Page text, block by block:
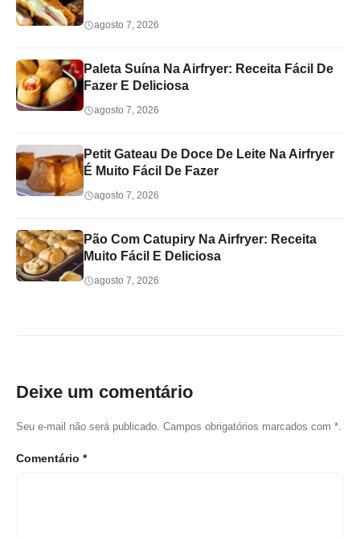
agosto 7, 2026
Paleta Suína Na Airfryer: Receita Fácil De
Fazer E Deliciosa
agosto 7, 2026
Petit Gateau De Doce De Leite Na Airfryer
É Muito Fácil De Fazer
agosto 7, 2026
Pão Com Catupiry Na Airfryer: Receita
Muito Fácil E Deliciosa
agosto 7, 2026
Deixe um comentário
Seu e-mail não será publicado. Campos obrigatórios marcados com *.
Comentário *